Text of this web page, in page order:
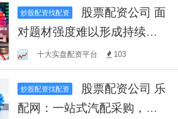
炒股配资找配资
对题材强度难以形成持续共
振的时期的市场环境，以日
内交易为主
十大实盘配资平台 103
炒股配资找配资
配网：一站式汽配采购，省